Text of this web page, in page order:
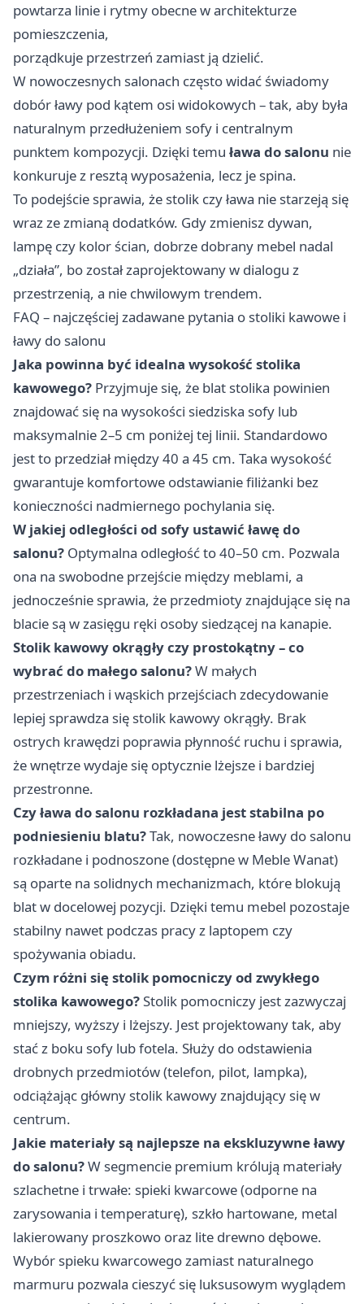
powtarza linie i rytmy obecne w architekturze
pomieszczenia,
porządkuje przestrzeń zamiast ją dzielić.
W nowoczesnych salonach często widać świadomy
dobór ławy pod kątem osi widokowych – tak, aby była
naturalnym przedłużeniem sofy i centralnym
punktem kompozycji. Dzięki temu ława do salonu nie
konkuruje z resztą wyposażenia, lecz je spina.
To podejście sprawia, że stolik czy ława nie starzeją się
wraz ze zmianą dodatków. Gdy zmienisz dywan,
lampę czy kolor ścian, dobrze dobrany mebel nadal
„działa”, bo został zaprojektowany w dialogu z
przestrzenią, a nie chwilowym trendem.
FAQ – najczęściej zadawane pytania o stoliki kawowe i
ławy do salonu
Jaka powinna być idealna wysokość stolika
kawowego? Przyjmuje się, że blat stolika powinien
znajdować się na wysokości siedziska sofy lub
maksymalnie 2–5 cm poniżej tej linii. Standardowo
jest to przedział między 40 a 45 cm. Taka wysokość
gwarantuje komfortowe odstawianie filiżanki bez
konieczności nadmiernego pochylania się.
W jakiej odległości od sofy ustawić ławę do
salonu? Optymalna odległość to 40–50 cm. Pozwala
ona na swobodne przejście między meblami, a
jednocześnie sprawia, że przedmioty znajdujące się na
blacie są w zasięgu ręki osoby siedzącej na kanapie.
Stolik kawowy okrągły czy prostokątny – co
wybrać do małego salonu?W małych
przestrzeniach i wąskich przejściach zdecydowanie
lepiej sprawdza się stolik kawowy okrągły. Brak
ostrych krawędzi poprawia płynność ruchu i sprawia,
że wnętrze wydaje się optycznie lżejsze i bardziej
przestronne.
Czy ława do salonu rozkładana jest stabilna po
podniesieniu blatu?Tak, nowoczesne ławy do salonu
rozkładane i podnoszone (dostępne w Meble Wanat)
są oparte na solidnych mechanizmach, które blokują
blat w docelowej pozycji. Dzięki temu mebel pozostaje
stabilny nawet podczas pracy z laptopem czy
spożywania obiadu.
Czym różni się stolik pomocniczy od zwykłego
stolika kawowego?Stolik pomocniczy jest zazwyczaj
mniejszy, wyższy i lżejszy. Jest projektowany tak, aby
stać z boku sofy lub fotela. Służy do odstawienia
drobnych przedmiotów (telefon, pilot, lampka),
odciążając główny stolik kawowy znajdujący się w
centrum.
Jakie materiały są najlepsze na ekskluzywne ławy
do salonu?W segmencie premium królują materiały
szlachetne i trwałe: spieki kwarcowe (odporne na
zarysowania i temperaturę), szkło hartowane, metal
lakierowany proszkowo oraz lite drewno dębowe.
Wybór spieku kwarcowego zamiast naturalnego
marmuru pozwala cieszyć się luksusowym wyglądem